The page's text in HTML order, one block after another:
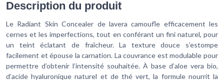
Description du produit
Le Radiant Skin Concealer de lavera camoufle efficacement les
cernes et les imperfections, tout en conférant un fini naturel, pour
un teint éclatant de fraîcheur. La texture douce s’estompe
facilement et épouse la carnation. La couvrance est modulable pour
permettre d’obtenir l’intensité souhaitée. À base d’aloe vera bio,
d’acide hyaluronique naturel et de thé vert, la formule nourrit la